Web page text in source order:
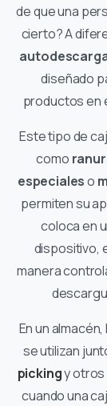
de que una
cierto? A
diseñado
productos en
Este tipo de
como
especialeso
permiten su
coloca en
dispositivo,
manera
En un almacén,
se utilizan
pickingy otros
cuando una